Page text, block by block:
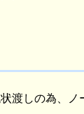
渡しの為、